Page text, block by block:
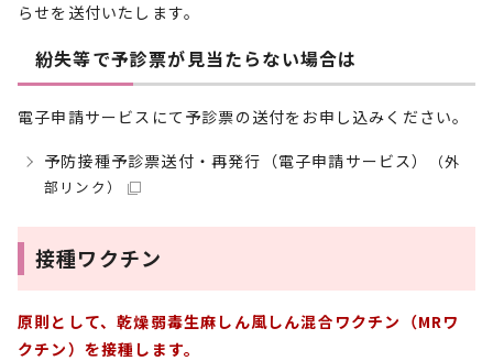
らせを送付いたします。
紛失等で予診票が見当たらない場合は
電子申請サービスにて予診票の送付をお申し込みください。
予防接種予診票送付・再発行（電子申請サービス）
（外
部リンク）
接種ワクチン
原則として、乾燥弱毒生麻しん風しん混合ワクチン（MRワ
クチン）を接種します。